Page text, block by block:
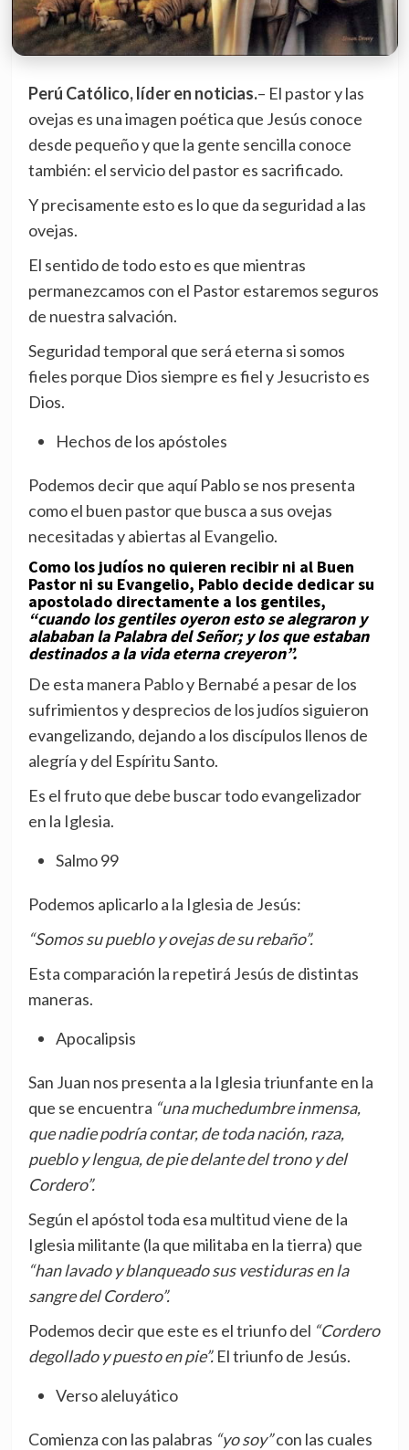
Perú Católico, líder en noticias.– El pastor y las
ovejas es una imagen poética que Jesús conoce
desde pequeño y que la gente sencilla conoce
también: el servicio del pastor es sacrificado.
Y precisamente esto es lo que da seguridad a las
ovejas.
El sentido de todo esto es que mientras
permanezcamos con el Pastor estaremos seguros
de nuestra salvación.
Seguridad temporal que será eterna si somos
fieles porque Dios siempre es fiel y Jesucristo es
Dios.
Hechos de los apóstoles
Podemos decir que aquí Pablo se nos presenta
como el buen pastor que busca a sus ovejas
necesitadas y abiertas al Evangelio.
Como los judíos no quieren recibir ni al Buen
Pastor ni su Evangelio, Pablo decide dedicar su
apostolado directamente a los gentiles,
“cuando los gentiles oyeron esto se alegraron y
alababan la Palabra del Señor; y los que estaban
destinados a la vida eterna creyeron”.
De esta manera Pablo y Bernabé a pesar de los
sufrimientos y desprecios de los judíos siguieron
evangelizando, dejando a los discípulos llenos de
alegría y del Espíritu Santo.
Es el fruto que debe buscar todo evangelizador
en la Iglesia.
Salmo 99
Podemos aplicarlo a la Iglesia de Jesús:
“Somos su pueblo y ovejas de su rebaño”.
Esta comparación la repetirá Jesús de distintas
maneras.
Apocalipsis
San Juan nos presenta a la Iglesia triunfante en la
que se encuentra “una muchedumbre inmensa,
que nadie podría contar, de toda nación, raza,
pueblo y lengua, de pie delante del trono y del
Cordero”.
Según el apóstol toda esa multitud viene de la
Iglesia militante (la que militaba en la tierra) que
“han lavado y blanqueado sus vestiduras en la
sangre del Cordero”.
Podemos decir que este es el triunfo del “Cordero
degollado y puesto en pie”.El triunfo de Jesús.
Verso aleluyático
Comienza con las palabras “yo soy”con las cuales